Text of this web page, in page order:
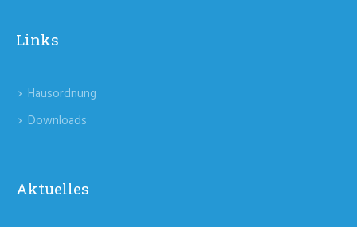
Links
Hausordnung
Downloads
Aktuelles